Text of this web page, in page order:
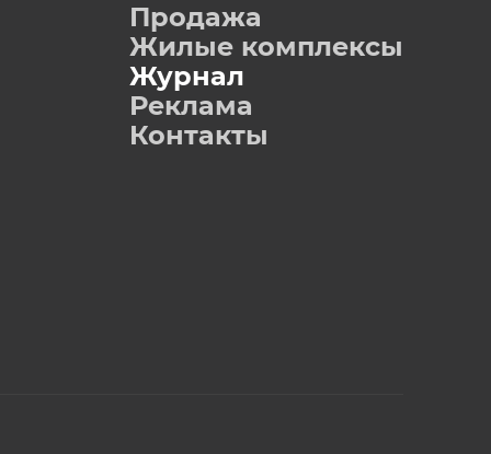
Продажа
Жилые комплексы
Журнал
Реклама
Контакты